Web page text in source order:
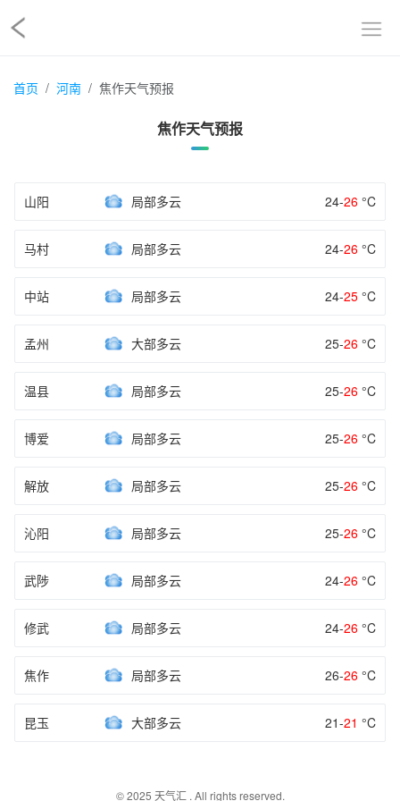
首页 河南 焦作天气预报
焦作天气预报
山阳 局部多云 24-26 °C
马村 局部多云 24-26 °C
中站 局部多云 24-25 °C
孟州 大部多云 25-26 °C
温县 局部多云 25-26 °C
博爱 局部多云 25-26 °C
解放 局部多云 25-26 °C
沁阳 局部多云 25-26 °C
武陟 局部多云 24-26 °C
修武 局部多云 24-26 °C
焦作 局部多云 26-26 °C
昆玉 大部多云 21-21 °C
© 2025 天气汇. All rights reserved.